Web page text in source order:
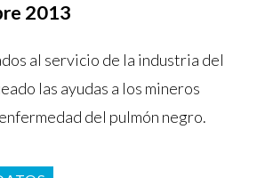
2013
al servicio de la industria del
las ayudas a los mineros
del pulmón negro.